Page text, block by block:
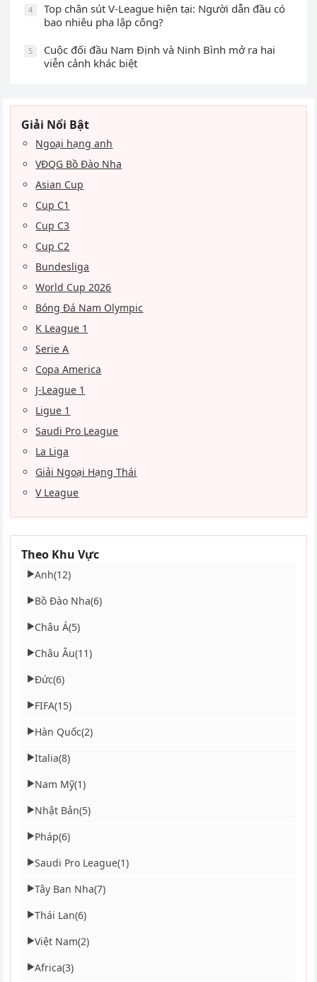
4
Top chân sút V-League hiện tại: Người dẫn đầu có
bao nhiêu pha lập công?
5
Cuộc đối đầu Nam Định và Ninh Bình mở ra hai
viễn cảnh khác biệt
Giải Nổi Bật
Ngoại hạng anh
VĐQG Bồ Đào Nha
Asian Cup
Cup C1
Cup C3
Cup C2
Bundesliga
World Cup 2026
Bóng Đá Nam Olympic
K League 1
Serie A
Copa America
J-League 1
Ligue 1
Saudi Pro League
La Liga
Giải Ngoại Hạng Thái
V League
Theo Khu Vực
▶Anh(12)
▶Bồ Đào Nha(6)
▶Châu Á(5)
▶Châu Âu(11)
▶Đức(6)
▶FIFA(15)
▶Hàn Quốc(2)
▶Italia(8)
▶Nam Mỹ(1)
▶Nhật Bản(5)
▶Pháp(6)
▶Saudi Pro League(1)
▶Tây Ban Nha(7)
▶Thái Lan(6)
▶Việt Nam(2)
▶Africa(3)